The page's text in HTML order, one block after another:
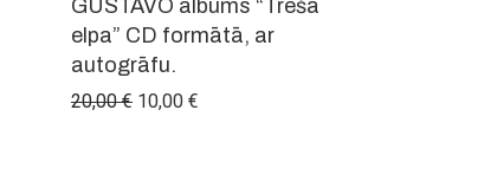
GUSTAVO albums “Trešā
elpa” CD formātā, ar
autogrāfu.
20,00€ Original price was: 20,00 €.
10,00 €